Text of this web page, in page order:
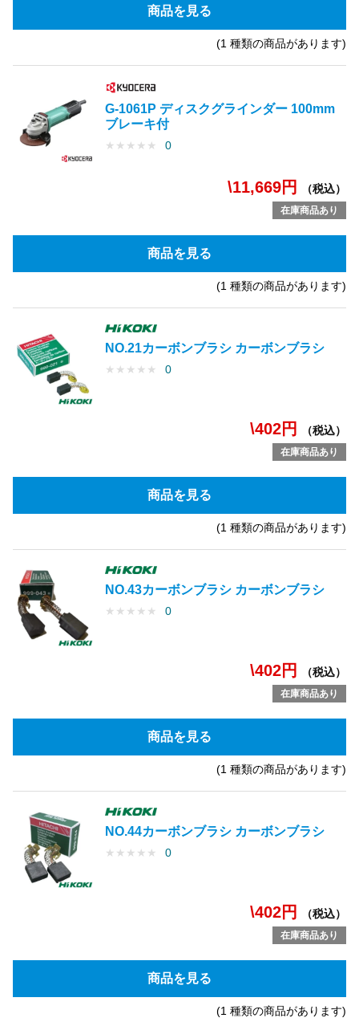
商品を見る
(1 種類の商品があります)
G-1061P ディスクグラインダー 100mm
ブレーキ付
★ ★ ★ ★ ★ 0
\11,669円 （税込）
在庫商品あり
商品を見る
(1 種類の商品があります)
NO.21カーボンブラシ カーボンブラシ
★ ★ ★ ★ ★ 0
\402円 （税込）
在庫商品あり
商品を見る
(1 種類の商品があります)
NO.43カーボンブラシ カーボンブラシ
★ ★ ★ ★ ★ 0
\402円 （税込）
在庫商品あり
商品を見る
(1 種類の商品があります)
NO.44カーボンブラシ カーボンブラシ
★ ★ ★ ★ ★ 0
\402円 （税込）
在庫商品あり
商品を見る
(1 種類の商品があります)